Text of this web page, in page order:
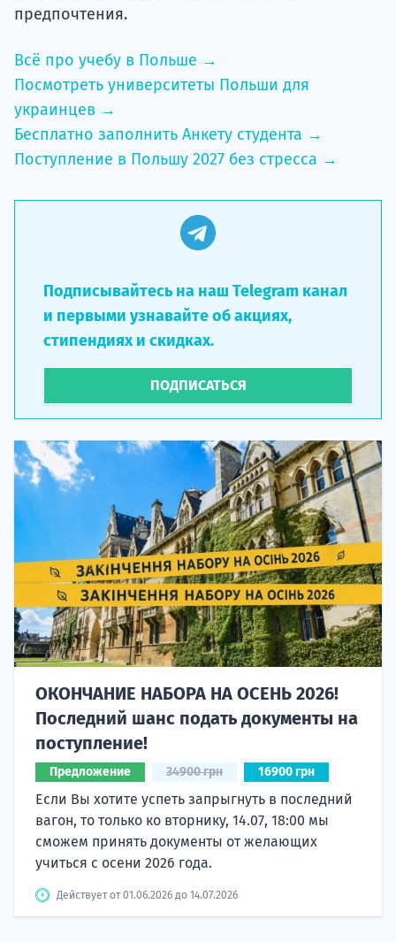
предпочтения.
Всё про учебу в Польше →
Посмотреть университеты Польши для
украинцев →
Бесплатно заполнить Анкету студента →
Поступление в Польшу 2027 без стресса →
Подписывайтесь на наш Telegram канал
и первыми узнавайте об акциях,
стипендиях и скидках.
ПОДПИСАТЬСЯ
ОКОНЧАНИЕ НАБОРА НА ОСЕНЬ 2026!
Последний шанс подать документы на
поступление!
Предложение 34900 грн 16900 грн
Если Вы хотите успеть запрыгнуть в последний
вагон, то только ко вторнику, 14.07, 18:00 мы
сможем принять документы от желающих
учиться с осени 2026 года.
Действует от 01.06.2026 до 14.07.2026